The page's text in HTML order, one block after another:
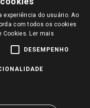
experiência do usuário. Ao
com todos os cookies
Cookies. Ler mais
DESEMPENHO